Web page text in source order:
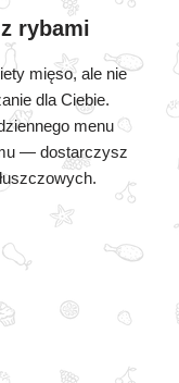
rybami
mięso, ale nie
dla Ciebie.
menu
— dostarczysz